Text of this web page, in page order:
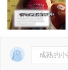
成熟的